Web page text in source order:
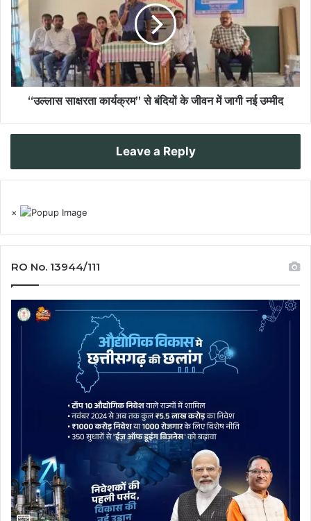
“उल्लास साक्षरता कार्यक्रम” से बंदियों के जीवन में जागी नई उम्मीद
Leave a Reply
×
RO No. 13944/111